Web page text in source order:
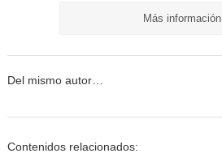
Más información
Del mismo autor…
Contenidos relacionados: